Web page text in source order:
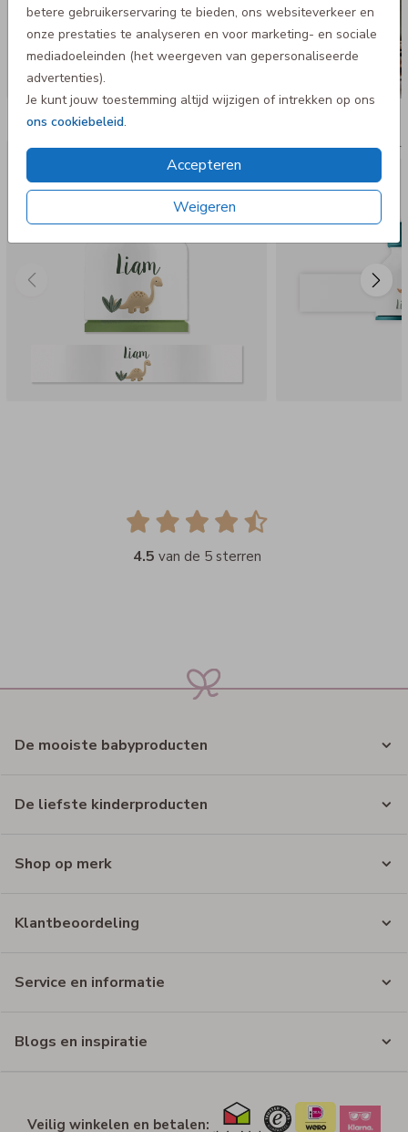
betere gebruikerservaring te bieden, ons websiteverkeer en
onze prestaties te analyseren en voor marketing- en sociale
mediadoeleinden (het weergeven van gepersonaliseerde
advertenties).
Je kunt jouw toestemming altijd wijzigen of intrekken op ons
ons cookiebeleid.
Accepteren
Weigeren
Nog meer in deze stijl
Dopper
4.5 van de 5 sterren
De mooiste babyproducten
De liefste kinderproducten
Shop op merk
Klantbeoordeling
Service en informatie
Blogs en inspiratie
Veilig winkelen en betalen: